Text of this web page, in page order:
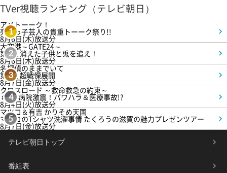
TVer視聴ランキング（テレビ朝日）
1
アメトーーク！
売れっ子芸人の貴重トーーク祭り!!
8月6日(木)放送分
2
大空港～GATE24～
第3話 消えた子供と兎を追え！
8月6日(木)放送分
3
名探偵のままでいて
第4話 超戦慄展開
8月7日(金)放送分
4
クロスロード ～救命救急の約束～
＃5 病院激震！パワハラ＆医療事故!?
8月4日(火)放送分
5
マツコ＆有吉 かりそめ天国
マツコのTシャツ洗濯事情 たくろうの滋賀の魅力プレゼンツアー
8月7日(金)放送分
テレビ朝日トップ
番組表